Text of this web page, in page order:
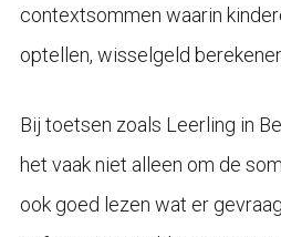
contextsommen waarin
optellen, wisselgeld
Bij toetsen zoals Leerling in
het vaak niet alleen om de
ook goed lezen wat er